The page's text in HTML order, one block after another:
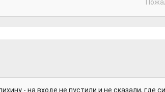
- на входе не пустили и не сказали, где